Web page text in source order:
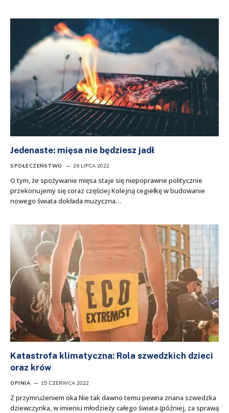
Jedenaste: mięsa nie będziesz jadł
SPOŁECZEŃSTWO 26 LIPCA 2022
O tym, że spożywanie mięsa staje się niepoprawne politycznie
przekonujemy się coraz częściej Kolejną cegiełkę w budowanie
nowego świata dokłada muzyczna…
Katastrofa klimatyczna: Rola szwedzkich dzieci
oraz krów
OPINIA 15 CZERWCA 2022
Z przymrużeniem oka Nie tak dawno temu pewna znana szwedzka
dziewczynka, w imieniu młodzieży całego świata (później, za sprawą